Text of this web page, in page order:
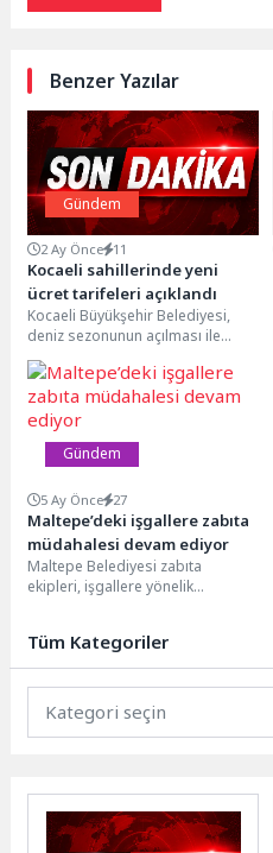
Benzer Yazılar
Gündem
2 Ay Önce 11
Kocaeli sahillerinde yeni
ücret tarifeleri açıklandı
Kocaeli Büyükşehir Belediyesi,
deniz sezonunun açılması ile
birlikte plajlarda sunulacak
şemsiye, şezlong ve çadır kamp...
Gündem
5 Ay Önce 27
Maltepe’deki işgallere zabıta
müdahalesi devam ediyor
Maltepe Belediyesi zabıta
ekipleri, işgallere yönelik
çalışmalarla ilçedeki...
Tüm Kategoriler